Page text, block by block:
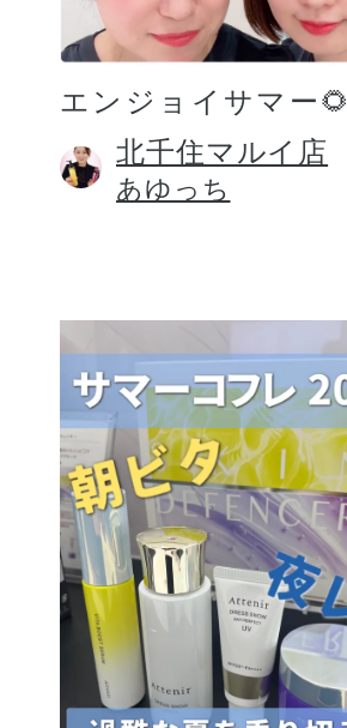
エンジョイサマー🌻
北千住マルイ店
あゆっち